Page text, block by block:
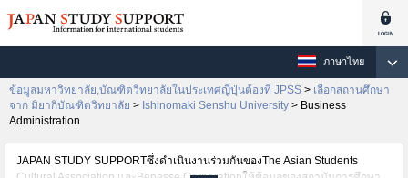
ภาษาไทย
ข้อมูลมหาวิทยาลัย,บัณฑิตวิทยาลัยในประเทศญี่ปุ่นต้องที่ JPSS > เลือกสถานศึกษา
จาก มิยากิบัณฑิตวิทยาลัย > Ishinomaki Senshu University > Business
Administration
JAPAN STUDY SUPPORTซึ่งดำเนินงานร่วมกันของThe Asian Students